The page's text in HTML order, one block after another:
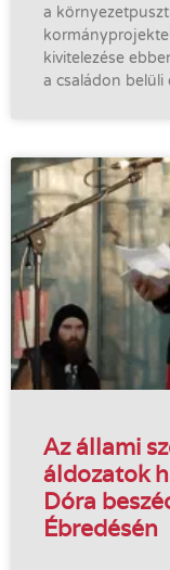
a
kivitelezése
a családon belüli
Az állami
áldozatok
Dóra
Ébredésén